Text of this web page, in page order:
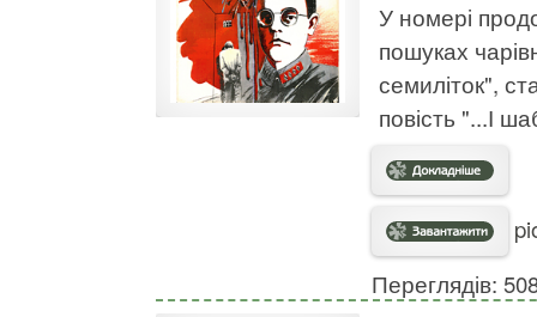
У номері
пошуках
семиліток",
повість "...І
Переглядів: